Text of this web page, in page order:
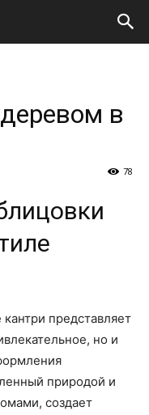
в
78
представляет
но и
природой и
создает